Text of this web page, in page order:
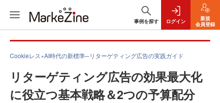
事例を探す ログイン
新規
会員登録
Cookieレス×AI時代の新標準─リターゲティング広告の実践ガイド
リターゲティング広告の効果最大化
に役立つ基本戦略＆2つの予算配分